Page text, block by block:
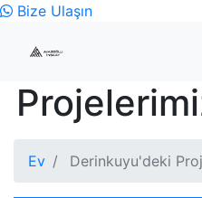
Bize Ulaşın
Ev Derinkuyu'deki